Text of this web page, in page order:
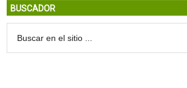
BUSCADOR